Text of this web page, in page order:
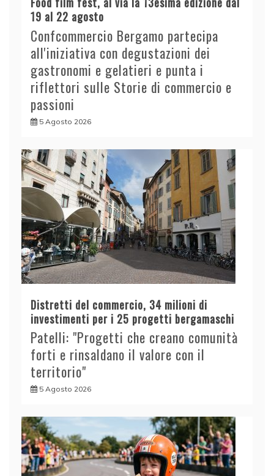
19 al 22 agosto
Confcommercio Bergamo partecipa
all'iniziativa con degustazioni dei
gastronomi e gelatieri e punta i
riflettori sulle Storie di commercio e
passioni
5 Agosto 2026
Distretti del commercio, 34 milioni di
investimenti per i 25 progetti bergamaschi
Patelli: "Progetti che creano comunità
forti e rinsaldano il valore con il
territorio"
5 Agosto 2026